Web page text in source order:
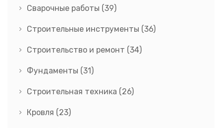
Сварочные работы (39)
Строительные инструменты (36)
Строительство и ремонт (34)
Фундаменты (31)
Строительная техника (26)
Кровля (23)